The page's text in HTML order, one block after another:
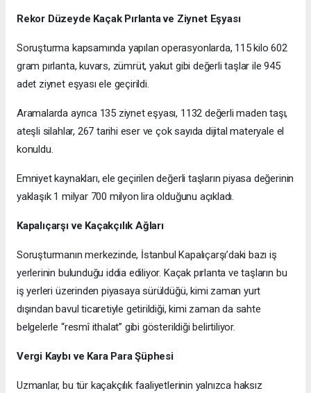
Rekor Düzeyde Kaçak Pırlanta ve Ziynet Eşyası
Soruşturma kapsamında yapılan operasyonlarda, 115 kilo 602
gram pırlanta, kuvars, zümrüt, yakut gibi değerli taşlar ile 945
adet ziynet eşyası ele geçirildi.
Aramalarda ayrıca 135 ziynet eşyası, 1132 değerli maden taşı,
ateşli silahlar, 267 tarihi eser ve çok sayıda dijital materyale el
konuldu.
Emniyet kaynakları, ele geçirilen değerli taşların piyasa değerinin
yaklaşık 1 milyar 700 milyon lira olduğunu açıkladı.
Kapalıçarşı ve Kaçakçılık Ağları
Soruşturmanın merkezinde, İstanbul Kapalıçarşı’daki bazı iş
yerlerinin bulunduğu iddia ediliyor. Kaçak pırlanta ve taşların bu
iş yerleri üzerinden piyasaya sürüldüğü, kimi zaman yurt
dışından bavul ticaretiyle getirildiği, kimi zaman da sahte
belgelerle “resmî ithalat” gibi gösterildiği belirtiliyor.
Vergi Kaybı ve Kara Para Şüphesi
Uzmanlar, bu tür kaçakçılık faaliyetlerinin yalnızca haksız